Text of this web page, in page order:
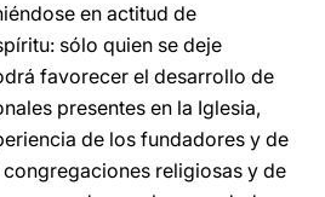
en actitud de
sólo quien se deje
favorecer el desarrollo de
presentes en la Iglesia,
de los fundadores y de
religiosas y de